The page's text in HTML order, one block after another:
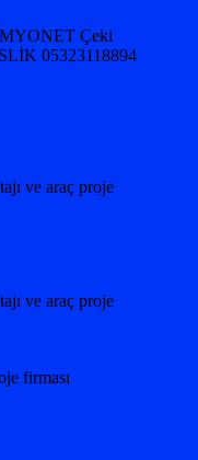
Çeki
05323118894
ve araç proje
ve araç proje
firması